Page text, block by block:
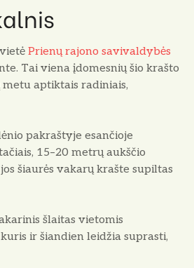
Prienų rajono savivaldybės
Tai viena įdomesnių šio krašto
aptiktais radiniais,
pakraštyje esančioje
15–20 metrų aukščio
šiaurės vakarų krašte supiltas
šlaitas vietomis
ir šiandien leidžia suprasti,